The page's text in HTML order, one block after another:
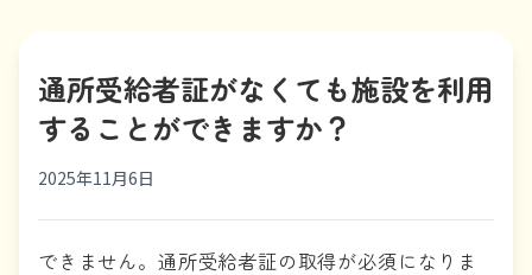
通所受給者証がなくても施設を利用
することができますか？
2025年11月6日
できません。通所受給者証の取得が必須になりま